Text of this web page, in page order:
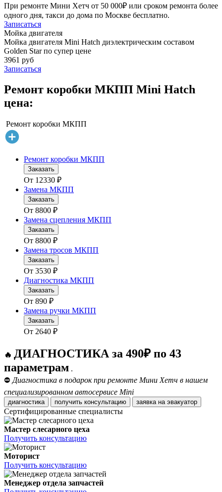
При ремонте Мини Хетч от 50 000₽ или сроком ремонта более
одного дня, такси до дома по Москве бесплатно.
Записаться
Мойка двигателя
Мойка двигателя Mini Hatch диэлектрическим составом
Golden Star по супер цене
3961 руб
Записаться
Ремонт коробки МКПП Mini Hatch
цена:
Ремонт коробки МКПП
Ремонт коробки МКПП
Заказать
От 12330 ₽
Замена МКПП
Заказать
От 8800 ₽
Замена сцепления МКПП
Заказать
От 8800 ₽
Замена тросов МКПП
Заказать
От 3530 ₽
Диагностика МКПП
Заказать
От 890 ₽
Замена ручки МКПП
Заказать
От 2640 ₽
🔥 ДИАГНОСТИКА за 490₽ по 43
параметрам .
⛔ Диагностика в подарок при ремонте Мини Хетч в нашем
специализированном автосервисе Mini
диагностика получить консультацию заявка на эвакуатор
Сертифицированные специалисты
Мастер слесарного цеха
Получить консультацию
Моторист
Получить консультацию
Менеджер отдела запчастей